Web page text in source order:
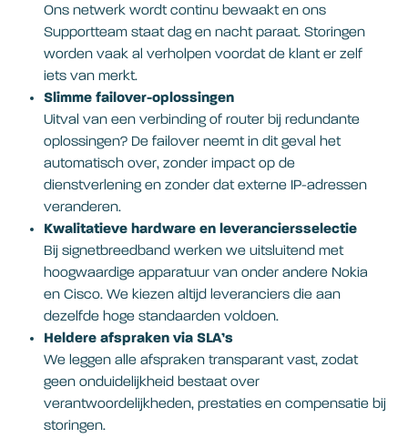
Ons netwerk wordt continu bewaakt en ons
Supportteam staat dag en nacht paraat. Storingen
worden vaak al verholpen voordat de klant er zelf
iets van merkt.
Slimme failover-oplossingen
Uitval van een verbinding of router bij redundante
oplossingen? De failover neemt in dit geval het
automatisch over, zonder impact op de
dienstverlening en zonder dat externe IP-adressen
veranderen.
Kwalitatieve hardware en leveranciersselectie
Bij signetbreedband werken we uitsluitend met
hoogwaardige apparatuur van onder andere Nokia
en Cisco. We kiezen altijd leveranciers die aan
dezelfde hoge standaarden voldoen.
Heldere afspraken via SLA’s
We leggen alle afspraken transparant vast, zodat
geen onduidelijkheid bestaat over
verantwoordelijkheden, prestaties en compensatie bij
storingen.